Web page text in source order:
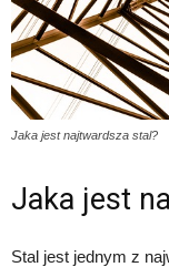
Jaka jest najtwardsza stal?
Jaka jest
Stal jest jednym z